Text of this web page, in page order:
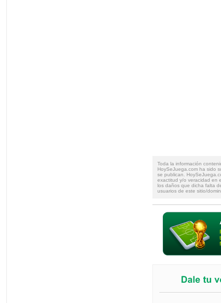
Toda la información
HoySeJuega.com ha sido
se publican.
exactitud y/o veracidad en
los daños que dicha falta
usuarios de este sitio/